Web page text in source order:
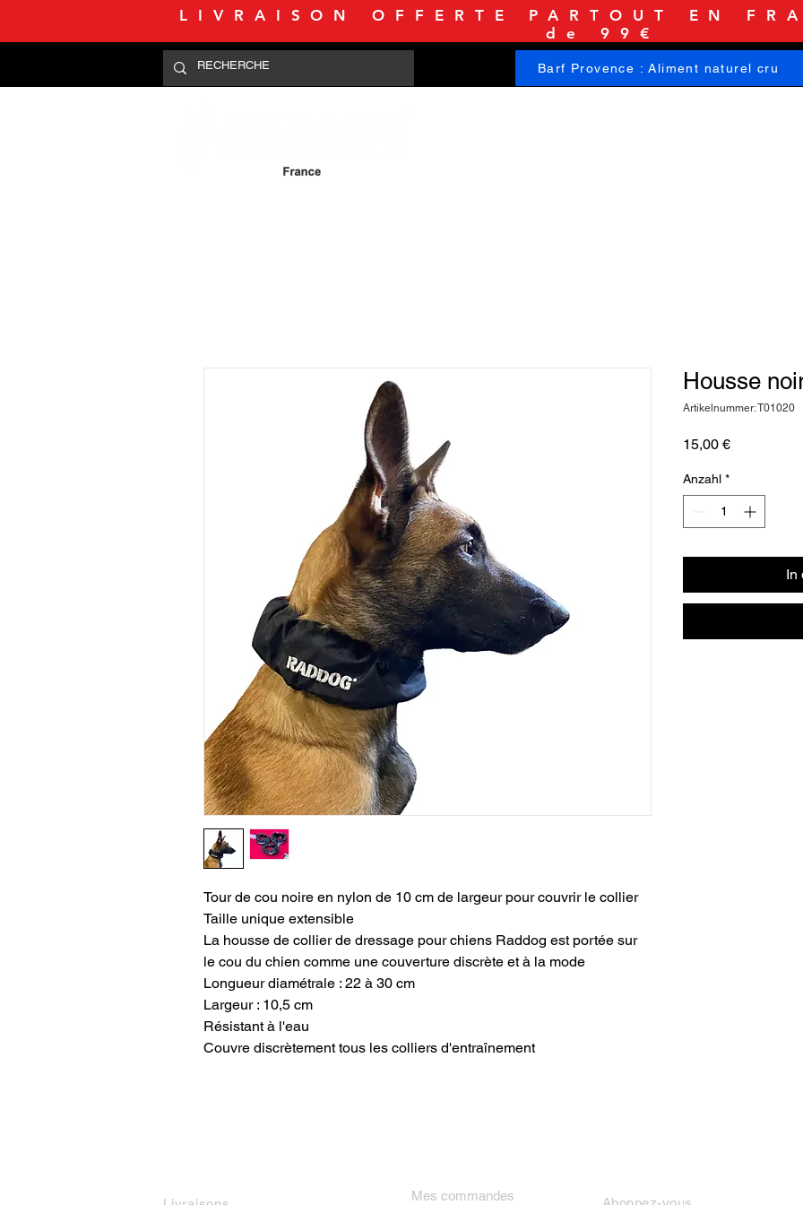
LIVRAISON OFFERTE PARTOUT EN
de 99€
Barf Provence : Aliment naturel cru
Tour de cou noire en nylon de 10 cm de largeur pour couvrir le collier
Taille unique extensible
La housse de collier de dressage pour chiens Raddog est portée sur
le cou du chien comme une couverture discrète et à la mode
Longueur diamétrale : 22 à 30 cm
Largeur : 10,5 cm
Résistant à l'eau
Couvre discrètement tous les colliers d'entraînement
Housse
Artikelnummer: T01020
15,00 €Preis
Anzahl *
In
Mes commandes